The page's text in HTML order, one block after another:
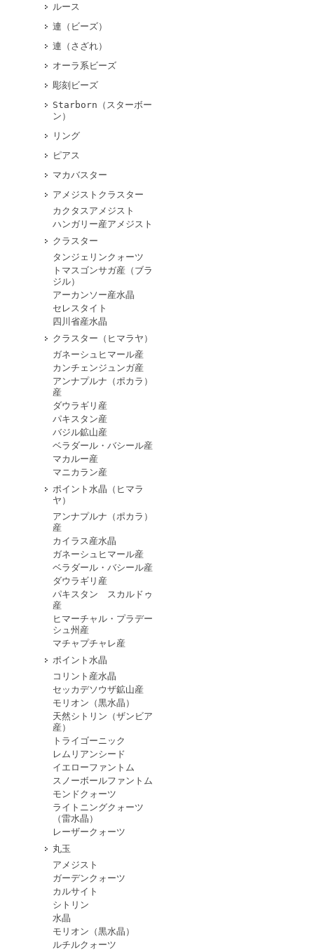
ルース
連（ビーズ）
連（さざれ）
オーラ系ビーズ
彫刻ビーズ
Starborn（スターボー
ン）
リング
ピアス
マカバスター
アメジストクラスター
カクタスアメジスト
ハンガリー産アメジスト
クラスター
タンジェリンクォーツ
トマスゴンサガ産（ブラ
ジル）
アーカンソー産水晶
セレスタイト
四川省産水晶
クラスター（ヒマラヤ）
ガネーシュヒマール産
カンチェンジュンガ産
アンナプルナ（ポカラ）
産
ダウラギリ産
パキスタン産
バジル鉱山産
ベラダール・バシール産
マカルー産
マニカラン産
ポイント水晶（ヒマラ
ヤ）
アンナプルナ（ポカラ）
産
カイラス産水晶
ガネーシュヒマール産
ベラダール・バシール産
ダウラギリ産
パキスタン スカルドゥ
産
ヒマーチャル・プラデー
シュ州産
マチャプチャレ産
ポイント水晶
コリント産水晶
セッカデソウザ鉱山産
モリオン（黒水晶）
天然シトリン（ザンビア
産）
トライゴーニック
レムリアンシード
イエローファントム
スノーボールファントム
モンドクォーツ
ライトニングクォーツ
（雷水晶）
レーザークォーツ
丸玉
アメジスト
ガーデンクォーツ
カルサイト
シトリン
水晶
モリオン（黒水晶）
ルチルクォーツ